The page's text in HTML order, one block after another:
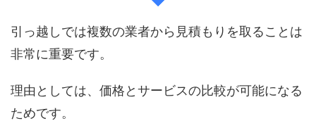
引っ越しでは複数の業者から見積もりを取ることは
非常に重要です。
理由としては、価格とサービスの比較が可能になる
ためです。